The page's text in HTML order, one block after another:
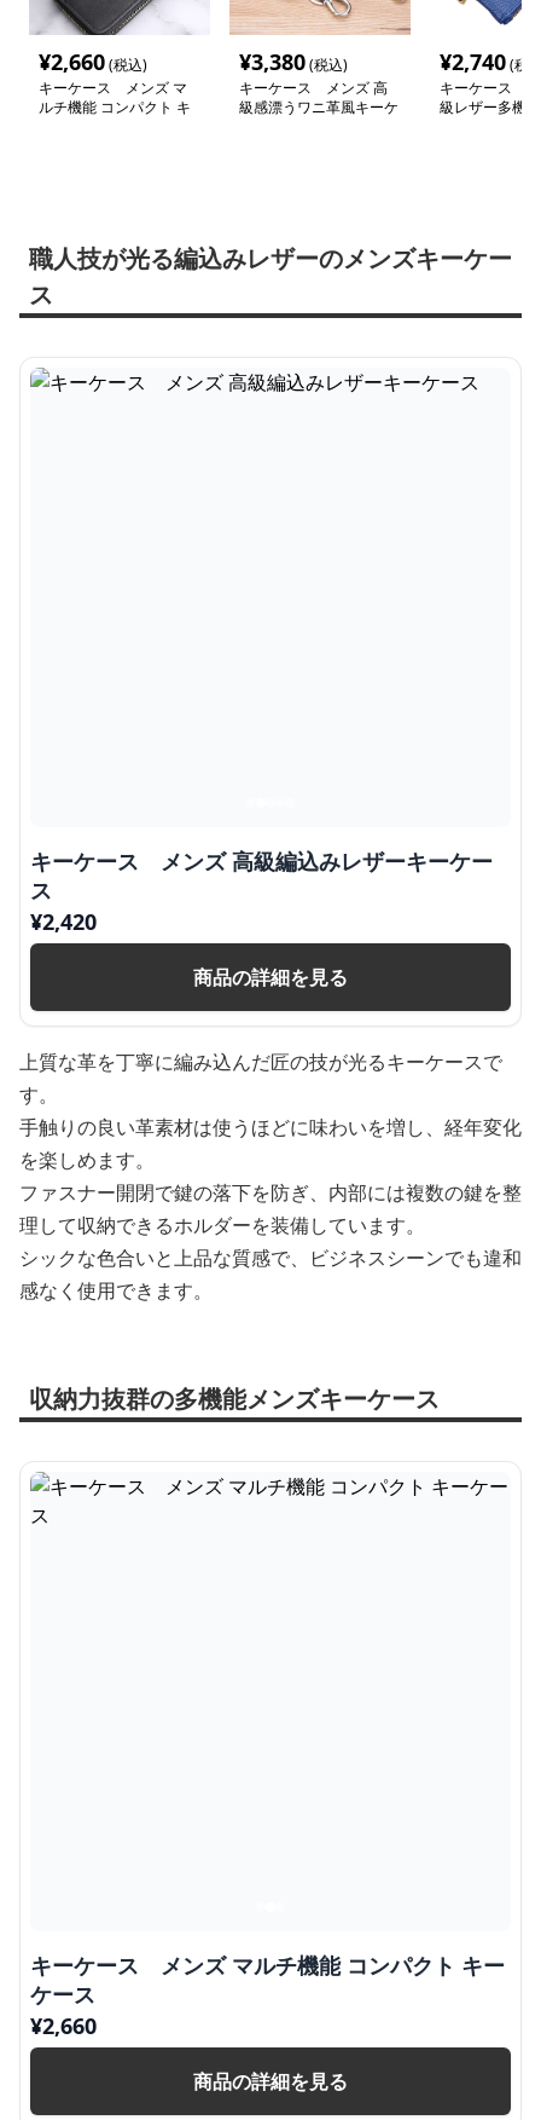
¥2,660(税込)
キーケース メンズ マ
ルチ機能 コンパクト キ
¥3,380(税込)
キーケース メンズ 高
級感漂うワニ革風キーケ
¥2,740(税
キーケース
級レザー多機
職人技が光る編込みレザーのメンズキーケー
ス
キーケース メンズ 高級編込みレザーキーケー
ス
¥2,420
商品の詳細を見る
上質な革を丁寧に編み込んだ匠の技が光るキーケースで
す。
手触りの良い革素材は使うほどに味わいを増し、経年変化
を楽しめます。
ファスナー開閉で鍵の落下を防ぎ、内部には複数の鍵を整
理して収納できるホルダーを装備しています。
シックな色合いと上品な質感で、ビジネスシーンでも違和
感なく使用できます。
収納力抜群の多機能メンズキーケース
キーケース メンズ マルチ機能 コンパクト キー
ケース
¥2,660
商品の詳細を見る